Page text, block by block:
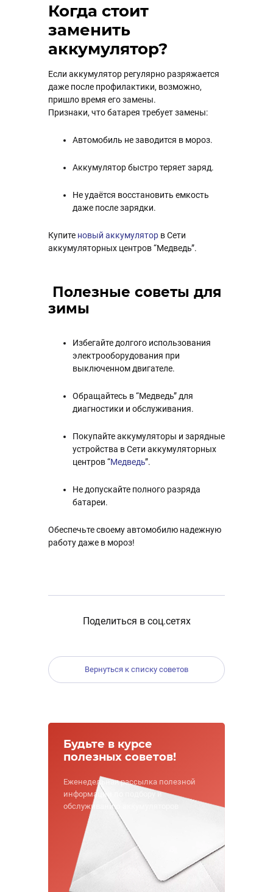
Когда стоит
заменить
аккумулятор?
Если аккумулятор регулярно разряжается
даже после профилактики, возможно,
пришло время его замены.
Признаки, что батарея требует замены:
Автомобиль не заводится в мороз.
Аккумулятор быстро теряет заряд.
Не удаётся восстановить емкость
даже после зарядки.
Купите новый аккумулятор в Сети
аккумуляторных центров “Медведь”.
Полезные советы для
зимы
Избегайте долгого использования
электрооборудования при
выключенном двигателе.
Обращайтесь в “Медведь” для
диагностики и обслуживания.
Покупайте аккумуляторы и зарядные
устройства в Сети аккумуляторных
центров “Медведь”.
Не допускайте полного разряда
батареи.
Обеспечьте своему автомобилю надежную
работу даже в мороз!
Поделиться в соц.сетях
Вернуться к списку советов
Будьте в курсе
полезных советов!
Еженедельная рассылка полезной
информации по подбору и
обслуживанию аккумуляторов